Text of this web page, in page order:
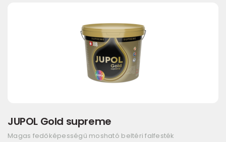
JUPOL Gold supreme
Magas fedőképességű mosható beltéri falfesték